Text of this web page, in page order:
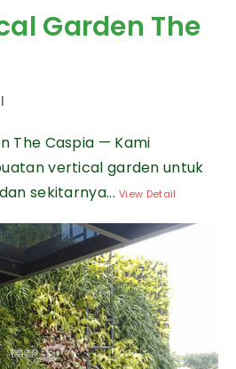
Garden The
|
The Caspia — Kami
vertical garden untuk
sekitarnya...View Detail